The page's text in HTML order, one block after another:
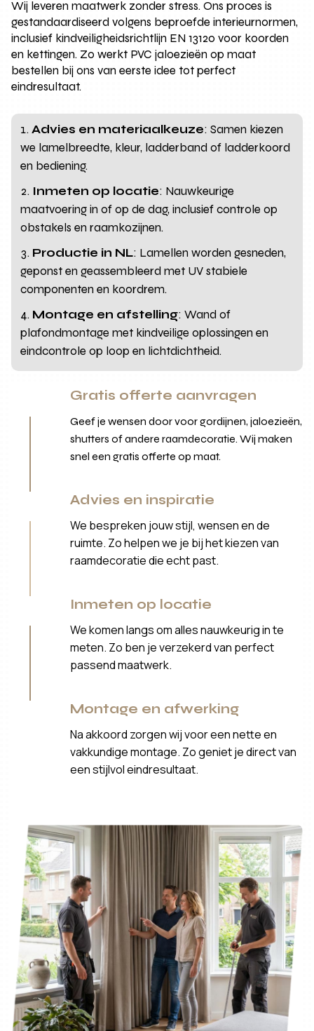
Wij leveren maatwerk zonder stress. Ons proces is
gestandaardiseerd volgens beproefde interieurnormen,
inclusief kindveiligheidsrichtlijn EN 13120 voor koorden
en kettingen. Zo werkt PVC jaloezieën op maat
bestellen bij ons van eerste idee tot perfect
eindresultaat.
Advies en materiaalkeuze: Samen kiezen
we lamelbreedte, kleur, ladderband of ladderkoord
en bediening.
Inmeten op locatie: Nauwkeurige
maatvoering in of op de dag, inclusief controle op
obstakels en raamkozijnen.
Productie in NL: Lamellen worden gesneden,
geponst en geassembleerd met UV stabiele
componenten en koordrem.
Montage en afstelling: Wand of
plafondmontage met kindveilige oplossingen en
eindcontrole op loop en lichtdichtheid.
Gratis offerte aanvragen
Geef je wensen door voor gordijnen, jaloezieën,
shutters of andere raamdecoratie. Wij maken
snel een gratis offerte op maat.
Advies en inspiratie
We bespreken jouw stijl, wensen en de
ruimte. Zo helpen we je bij het kiezen van
raamdecoratie die echt past.
Inmeten op locatie
We komen langs om alles nauwkeurig in te
meten. Zo ben je verzekerd van perfect
passend maatwerk.
Montage en afwerking
Na akkoord zorgen wij voor een nette en
vakkundige montage. Zo geniet je direct van
een stijlvol eindresultaat.